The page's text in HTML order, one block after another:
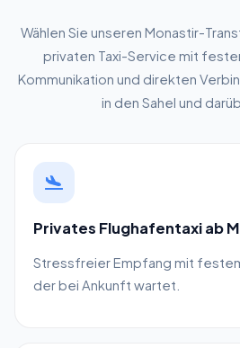
Wählen Sie unseren Monastir-
privaten Taxi-Service mit
Kommunikation und direkten
in den Sahel und
Privates Flughafentaxi ab
Stressfreier Empfang mit
der bei Ankunft wartet.